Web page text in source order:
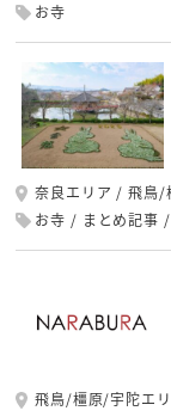
お寺
奈良エリア
飛鳥/
お寺
まとめ記事
飛鳥/橿原/宇陀エ